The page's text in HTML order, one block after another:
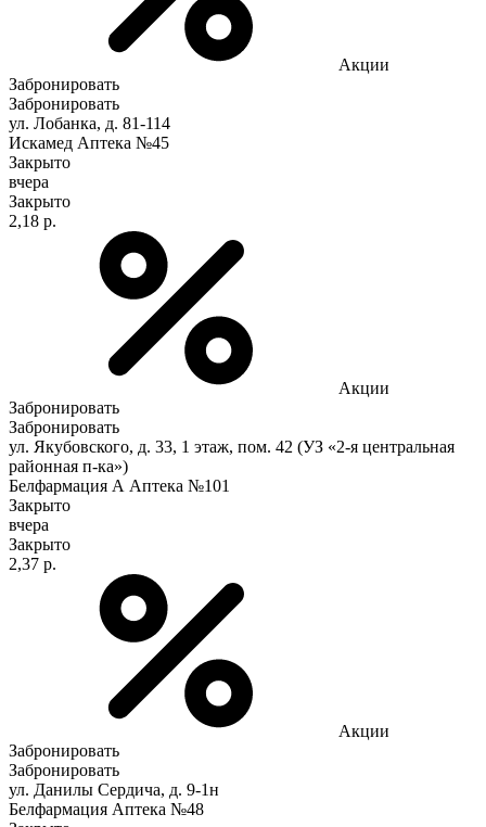
Акции
Забронировать
Забронировать
ул. Лобанка, д. 81-114
Искамед Аптека №45
Закрыто
вчера
Закрыто
2,18 р.
Акции
Забронировать
Забронировать
ул. Якубовского, д. 33, 1 этаж, пом. 42 (УЗ «2-я центральная
районная п-ка»)
Белфармация А Аптека №101
Закрыто
вчера
Закрыто
2,37 р.
Акции
Забронировать
Забронировать
ул. Данилы Сердича, д. 9-1н
Белфармация Аптека №48